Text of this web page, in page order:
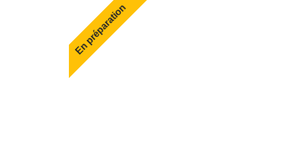
En préparation